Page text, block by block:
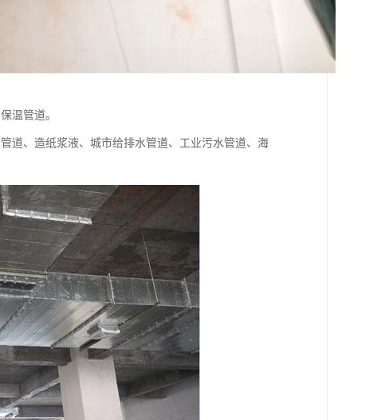
温管道。
道、造纸浆液、城市给排水管道、工业污水管道、海